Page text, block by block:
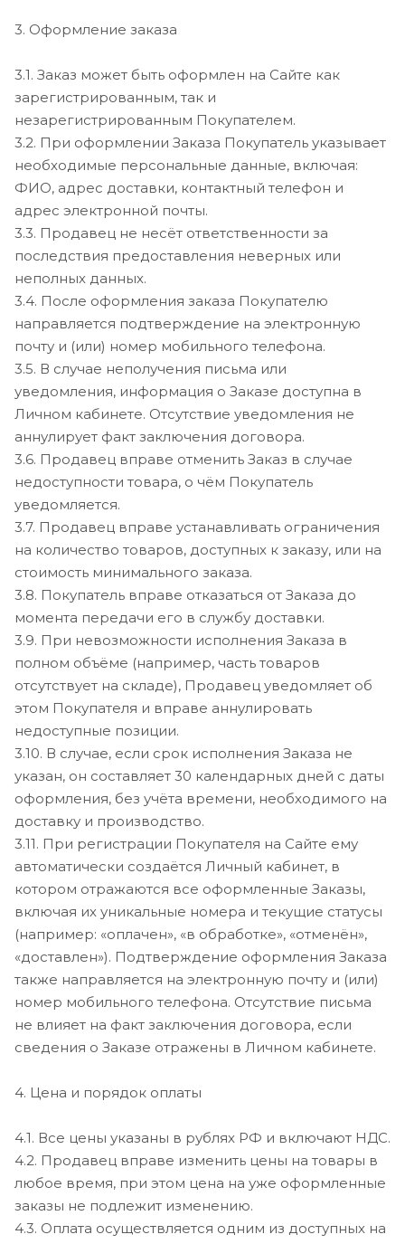
3. Оформление заказа
3.1. Заказ может быть оформлен на Сайте как
зарегистрированным, так и
незарегистрированным Покупателем.
3.2. При оформлении Заказа Покупатель указывает
необходимые персональные данные, включая:
ФИО, адрес доставки, контактный телефон и
адрес электронной почты.
3.3. Продавец не несёт ответственности за
последствия предоставления неверных или
неполных данных.
3.4. После оформления заказа Покупателю
направляется подтверждение на электронную
почту и (или) номер мобильного телефона.
3.5. В случае неполучения письма или
уведомления, информация о Заказе доступна в
Личном кабинете. Отсутствие уведомления не
аннулирует факт заключения договора.
3.6. Продавец вправе отменить Заказ в случае
недоступности товара, о чём Покупатель
уведомляется.
3.7. Продавец вправе устанавливать ограничения
на количество товаров, доступных к заказу, или на
стоимость минимального заказа.
3.8. Покупатель вправе отказаться от Заказа до
момента передачи его в службу доставки.
3.9. При невозможности исполнения Заказа в
полном объёме (например, часть товаров
отсутствует на складе), Продавец уведомляет об
этом Покупателя и вправе аннулировать
недоступные позиции.
3.10. В случае, если срок исполнения Заказа не
указан, он составляет 30 календарных дней с даты
оформления, без учёта времени, необходимого на
доставку и производство.
3.11. При регистрации Покупателя на Сайте ему
автоматически создаётся Личный кабинет, в
котором отражаются все оформленные Заказы,
включая их уникальные номера и текущие статусы
(например: «оплачен», «в обработке», «отменён»,
«доставлен»). Подтверждение оформления Заказа
также направляется на электронную почту и (или)
номер мобильного телефона. Отсутствие письма
не влияет на факт заключения договора, если
сведения о Заказе отражены в Личном кабинете.
4. Цена и порядок оплаты
4.1. Все цены указаны в рублях РФ и включают НДС.
4.2. Продавец вправе изменить цены на товары в
любое время, при этом цена на уже оформленные
заказы не подлежит изменению.
4.3. Оплата осуществляется одним из доступных на